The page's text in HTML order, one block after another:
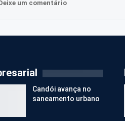
um comentário
Candói avança no
saneamento urbano